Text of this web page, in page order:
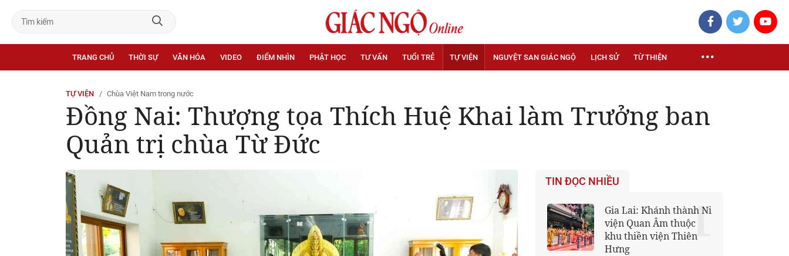
TRANG CHỦ THỜI SỰ VĂN HÓA VIDEO ĐIỂM NHÌN PHẬT HỌC TƯ VẤN TUỔI TRẺ TỰ VIỆN NGUYỆT SAN GIÁC NGỘ LỊCH SỬ TỪ THIỆN
TỰ VIỆN Chùa Việt Nam trong nước
Đồng Nai: Thượng tọa Thích Huệ Khai làm Trưởng ban
Quản trị chùa Từ Đức
TIN ĐỌC NHIỀU
Gia Lai: Khánh thành Ni
viện Quan Âm thuộc
khu thiền viện Thiên
Hưng
1